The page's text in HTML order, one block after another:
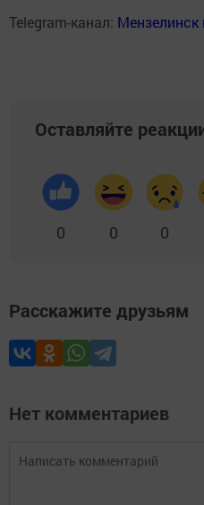
Telegram-канал:
Оставляйте
0 0 0
Расскажите друзьям
Нет комментариев